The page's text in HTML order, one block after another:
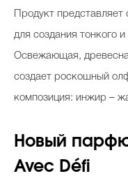
Продукт
для создания тонкого
Освежающая,
создает роскошный
композиция: инжир –
Новый
Avec Défi